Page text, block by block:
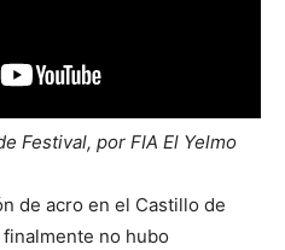
Festival, por FIA El Yelmo
de acro en el Castillo de
no hubo